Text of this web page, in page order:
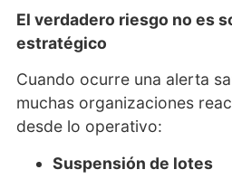
El verdadero riesgo no es
estratégico
Cuando ocurre una alerta
muchas organizaciones
desde lo operativo:
Suspensión de lotes